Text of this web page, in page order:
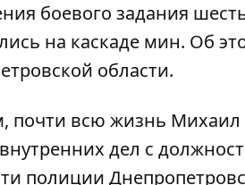
боевого задания
на каскаде мин. Об
области.
почти всю жизнь Михаил
дел с
полиции